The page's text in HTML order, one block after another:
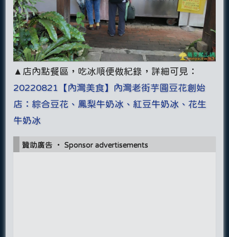
▲店內點餐區，吃冰順便做紀錄，詳細可見：
20220821【內灣美食】內灣老街芋圓豆花創始
店：綜合豆花、鳳梨牛奶冰、紅豆牛奶冰、花生
牛奶冰
贊助廣告 ‧ Sponsor advertisements